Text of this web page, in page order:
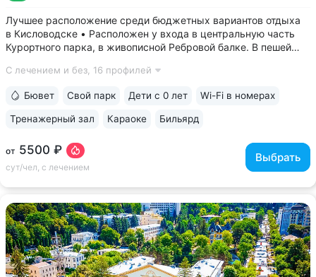
Лучшее расположение среди бюджетных вариантов отдыха
в Кисловодске • Расположен у входа в центральную часть
Курортного парка, в живописной Ребровой балке. В пешей
Долина роз, Нарзанная галерея, Филармония • Из окон
С лечением и без, 16 профилей
от 5500 ₽
сут/чел, с лечением
Выбрать
Бювет Свой парк Дети с 0 лет Wi-Fi в номерах
Тренажерный зал Караоке Бильярд